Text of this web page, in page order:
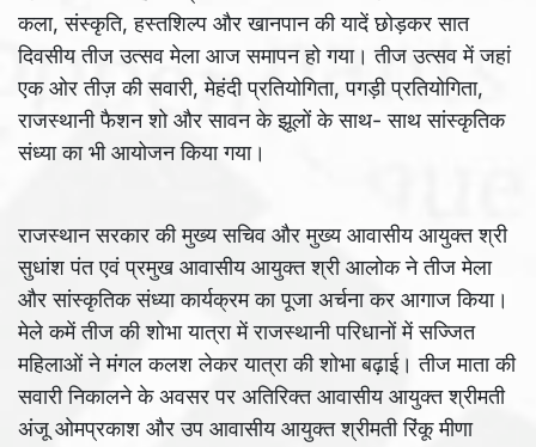
कला, संस्कृति, हस्तशिल्प और खानपान की यादें छोड़कर सात
दिवसीय तीज उत्सव मेला आज समापन हो गया। तीज उत्सव में जहां
एक ओर तीज़ की सवारी, मेहंदी प्रतियोगिता, पगड़ी प्रतियोगिता,
राजस्थानी फैशन शो और सावन के झूलों के साथ- साथ सांस्कृतिक
संध्या का भी आयोजन किया गया।
राजस्थान सरकार की मुख्य सचिव और मुख्य आवासीय आयुक्त श्री
सुधांश पंत एवं प्रमुख आवासीय आयुक्त श्री आलोक ने तीज मेला
और सांस्कृतिक संध्या कार्यक्रम का पूजा अर्चना कर आगाज किया।
मेले कमें तीज की शोभा यात्रा में राजस्थानी परिधानों में सज्जित
महिलाओं ने मंगल कलश लेकर यात्रा की शोभा बढ़ाई। तीज माता की
सवारी निकालने के अवसर पर अतिरिक्त आवासीय आयुक्त श्रीमती
अंजू ओमप्रकाश और उप आवासीय आयुक्त श्रीमती रिंकू मीणा